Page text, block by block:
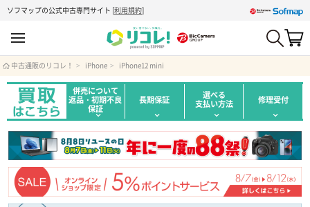
ソフマップの公式中古専門サイト [利用規約]
中古通販のリコレ！ iPhone iPhone12 mini
併売について
返品・初期不良
保証
長期保証 選べる
支払い方法 修理受付